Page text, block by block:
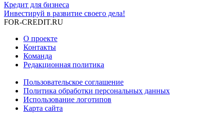
Кредит для бизнеса
Инвестируй в развитие своего дела!
FOR-CREDIT.RU
О проекте
Контакты
Команда
Редакционная политика
Пользовательское соглашение
Политика обработки персональных данных
Использование логотипов
Карта сайта